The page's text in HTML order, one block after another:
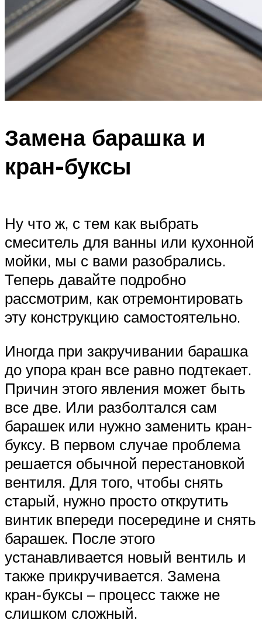
Замена барашка и
кран-буксы
Ну что ж, с тем как выбрать
смеситель для ванны или кухонной
мойки, мы с вами разобрались.
Теперь давайте подробно
рассмотрим, как отремонтировать
эту конструкцию самостоятельно.
Иногда при закручивании барашка
до упора кран все равно подтекает.
Причин этого явления может быть
все две. Или разболтался сам
барашек или нужно заменить кран-
буксу. В первом случае проблема
решается обычной перестановкой
вентиля. Для того, чтобы снять
старый, нужно просто открутить
винтик впереди посередине и снять
барашек. После этого
устанавливается новый вентиль и
также прикручивается. Замена
кран-буксы – процесс также не
слишком сложный.